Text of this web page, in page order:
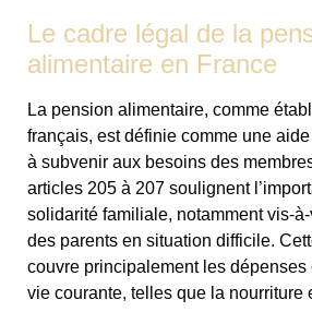
Le cadre légal de la
alimentaire en France
La pension alimentaire, comme
français, est définie comme une
à subvenir aux besoins des
articles 205 à 207 soulignent
solidarité familiale, notamment vis-
des parents en situation difficile.
couvre principalement les dépenses
vie courante, telles que la nourriture